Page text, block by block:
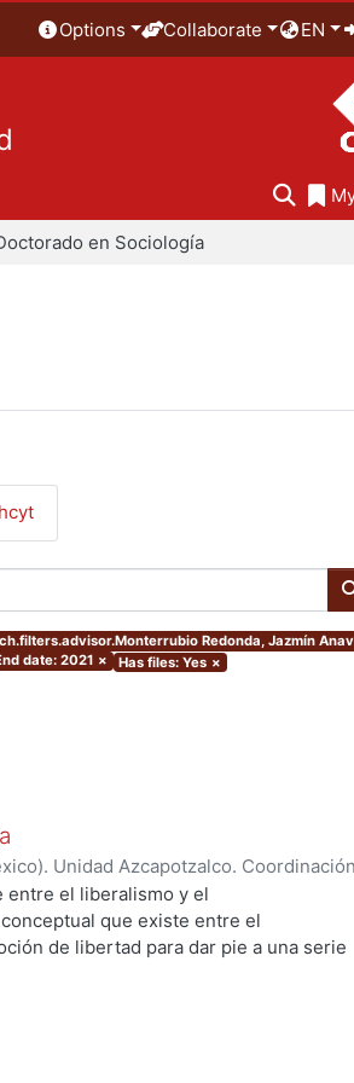
Options Collaborate EN
en Sociología
Redonda, Jazmín
date: 2021 × Has files: Yes ×
Unidad Azcapotzalco. Coordinación
Franco Luna, Yossadara
entre el liberalismo y el
que existe entre el
de libertad para dar pie a una serie